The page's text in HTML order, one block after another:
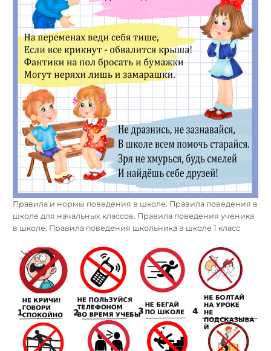
Правила и нормы поведения в школе. Правила поведения в
школе для начальных классов. Правила поведения ученика
в школе. Правила поведения школьника в школе 1 класс